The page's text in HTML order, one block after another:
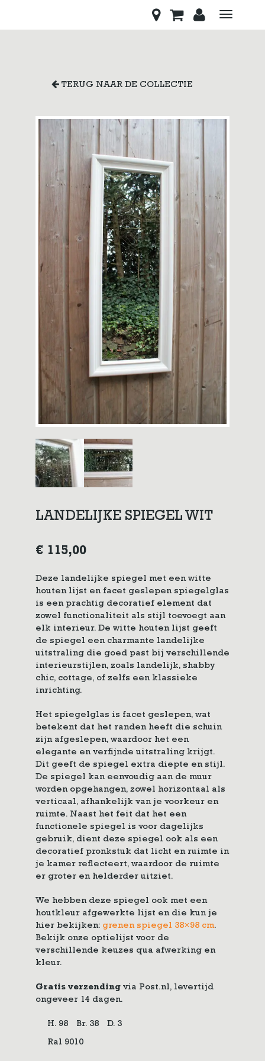
Toggle
TERUG NAAR DE COLLECTIE
LANDELIJKE SPIEGEL WIT
€ 115,00
Deze landelijke spiegel met een witte
houten lijst en facet geslepen spiegelglas
is een prachtig decoratief element dat
zowel functionaliteit als stijl toevoegt aan
elk interieur. De witte houten lijst geeft
de spiegel een charmante landelijke
uitstraling die goed past bij verschillende
interieurstijlen, zoals landelijk, shabby
chic, cottage, of zelfs een klassieke
inrichting.
Het spiegelglas is facet geslepen, wat
betekent dat het randen heeft die schuin
zijn afgeslepen, waardoor het een
elegante en verfijnde uitstraling krijgt.
Dit geeft de spiegel extra diepte en stijl.
De spiegel kan eenvoudig aan de muur
worden opgehangen, zowel horizontaal als
verticaal, afhankelijk van je voorkeur en
ruimte. Naast het feit dat het een
functionele spiegel is voor dagelijks
gebruik, dient deze spiegel ook als een
decoratief pronkstuk dat licht en ruimte in
je kamer reflecteert, waardoor de ruimte
er groter en helderder uitziet.
We hebben deze spiegel ook met een
houtkleur afgewerkte lijst en die kun je
hier bekijken: grenen spiegel 38×98 cm.
Bekijk onze optielijst voor de
verschillende keuzes qua afwerking en
kleur.
Gratis verzending via Post.nl, levertijd
ongeveer 14 dagen.
H. 98 Br. 38 D. 3
Ral 9010